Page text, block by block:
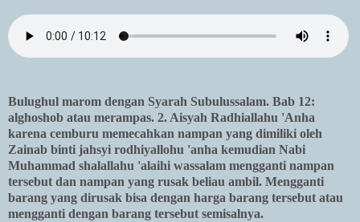
Bulughul marom dengan Syarah Subulussalam. Bab 12:
alghoshob atau merampas. 2. Aisyah Radhiallahu 'Anha
karena cemburu memecahkan nampan yang dimiliki oleh
Zainab binti jahsyi rodhiyallohu 'anha kemudian Nabi
Muhammad shalallahu 'alaihi wassalam mengganti nampan
tersebut dan nampan yang rusak beliau ambil. Mengganti
barang yang dirusak bisa dengan harga barang tersebut atau
mengganti dengan barang tersebut semisalnya.